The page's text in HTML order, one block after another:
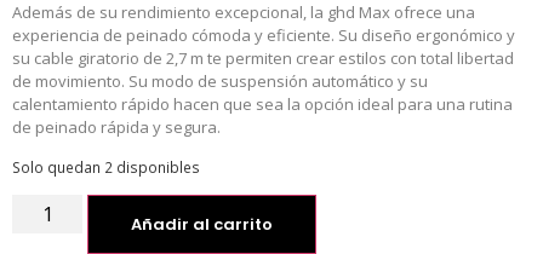
Además de su rendimiento excepcional, la ghd Max ofrece una
experiencia de peinado cómoda y eficiente. Su diseño ergonómico y
su cable giratorio de 2,7 m te permiten crear estilos con total libertad
de movimiento. Su modo de suspensión automático y su
calentamiento rápido hacen que sea la opción ideal para una rutina
de peinado rápida y segura.
Solo quedan 2 disponibles
Añadir al carrito